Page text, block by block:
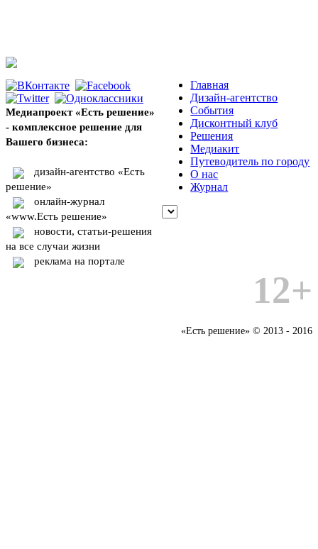
Медиапроект «Есть решение»
- комплексное решение для
Вашего бизнеса:
дизайн-агентство «Есть
решение»
онлайн-журнал
«www.Есть решение»
новости, статьи-решения
на все случаи жизни
реклама на портале
Главная
Дизайн-агентство
События
Дисконтный клуб
Решения
Медиакит
Путеводитель по городу
О нас
Журнал
12+
«Есть решение» © 2013 - 2016